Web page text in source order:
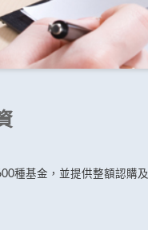
種基金，並提供整額認購